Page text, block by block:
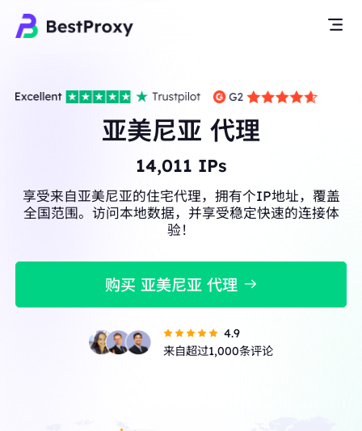
亚美尼亚 代理
14,011 IPs
享受来自亚美尼亚的住宅代理，拥有个IP地址，覆盖
全国范围。访问本地数据，并享受稳定快速的连接体
验！
购买 亚美尼亚 代理
4.9
来自超过1,000条评论